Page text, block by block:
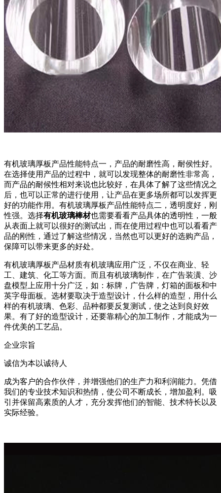
有机玻璃厚板产品性能特点一，产品的耐磨性高，耐侯性好。
在选择使用产品的过程中，就可以发现整体的耐磨性非常高，
而产品的耐候性相对来说也比较好，在具体了解了这些情况之
后，也可以正常的进行使用，让产品在更多场所都可以发挥更
好的功能作用。有机玻璃厚板产品性能特点二，透明度好，刚
性强。选择有机玻璃棒材也需要看看产品具体的透明性，一般
从表面上就可以很好的测试出，而在使用过程中也可以看看产
品的刚性，通过了解这些情况，当然也可以更好的选购产品，
保障可以带来更多的好处。
有机玻璃厚板产品材质有机玻璃应用广泛，不仅在商业、轻
工、建筑、化工等方面。而且有机玻璃制作，在广告装潢、沙
盘模型上应用十分广泛，如：标牌，广告牌，灯箱的面板和中
英字母面板。选材要取决于造型设计，什么样的造型，用什么
样的有机玻璃、色彩、品种都要反复测试，使之达到良好效
果。有了好的造型设计，还要靠精心的加工制作，才能成为一
件优美的工艺品。
企业宗旨
诚信为本以诚待人
成为客户的合作伙伴，并增强他们的生产力和利润能力。凭借
我们的专业技术知识和热情，使公司不断成长，增加盈利。吸
引并保留高素质的人才，充分发挥他们的智能、技术特长以及
实际经验。